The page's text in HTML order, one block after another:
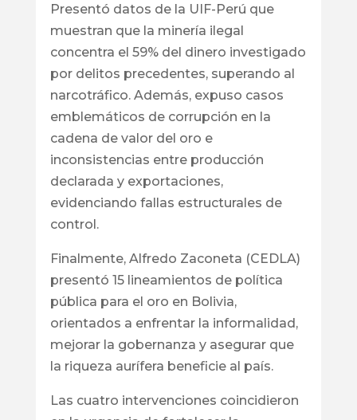
Presentó datos de la UIF-Perú que
muestran que la minería ilegal
concentra el 59% del dinero investigado
por delitos precedentes, superando al
narcotráfico. Además, expuso casos
emblemáticos de corrupción en la
cadena de valor del oro e
inconsistencias entre producción
declarada y exportaciones,
evidenciando fallas estructurales de
control.
Finalmente, Alfredo Zaconeta (CEDLA)
presentó 15 lineamientos de política
pública para el oro en Bolivia,
orientados a enfrentar la informalidad,
mejorar la gobernanza y asegurar que
la riqueza aurífera beneficie al país.
Las cuatro intervenciones coincidieron